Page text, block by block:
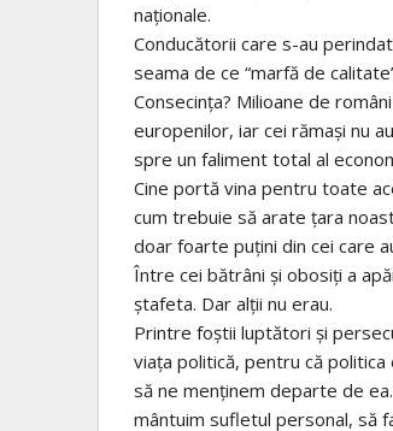
naţionale.
Conducătorii care s-au
seama de ce “marfă de
Consecinţa? Milioane de
europenilor, iar cei rămaşi nu
spre un faliment total al
Cine portă vina pentru toate
cum trebuie să arate ţara
doar foarte puţini din cei care
Între cei bătrâni şi obosiţi a
ştafeta. Dar alţii nu erau.
Printre foştii luptători şi
viaţa politică, pentru că
să ne menţinem departe de
mântuim sufletul personal, să